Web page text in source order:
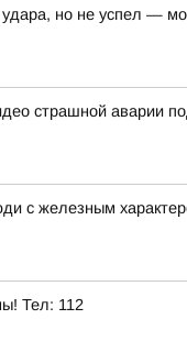
удара, но не успел —
страшной аварии
с железным
Тел: 112